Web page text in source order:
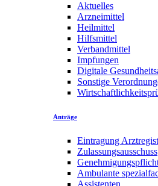
Aktuelles
Arzneimittel
Heilmittel
Hilfsmittel
Verbandmittel
Impfungen
Digitale
Sonstige
Anträge
Eintragung
Zulassungsausschuss
Ambulante